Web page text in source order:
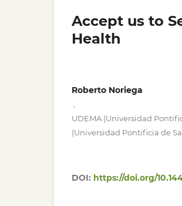
Accept us to
Health
Roberto Noriega
UDEMA (Universidad
(Universidad Pontificia de
DOI: https://doi.org/